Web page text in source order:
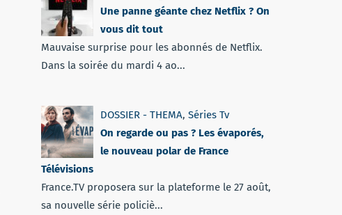
Une panne géante chez Netflix ? On
vous dit tout
Mauvaise surprise pour les abonnés de Netflix.
Dans la soirée du mardi 4 ao...
DOSSIER - THEMA, Séries Tv
On regarde ou pas ? Les évaporés,
le nouveau polar de France
Télévisions
France.TV proposera sur la plateforme le 27 août,
sa nouvelle série policiè...